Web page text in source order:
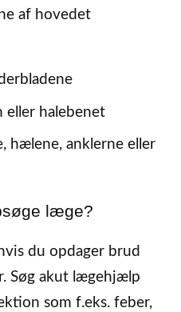
af hovedet
halebenet
hælene, anklerne eller
læge?
du opdager brud
Søg akut lægehjælp
som f.eks. feber,